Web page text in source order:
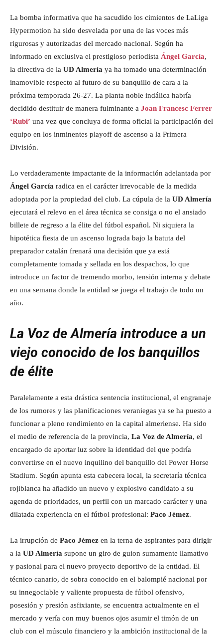
La bomba informativa que ha sacudido los cimientos de LaLiga
Hypermotion ha sido desvelada por una de las voces más
rigurosas y autorizadas del mercado nacional. Según ha
informado en exclusiva el prestigioso periodista Ángel García,
la directiva de la UD Almería ya ha tomado una determinación
inamovible respecto al futuro de su banquillo de cara a la
próxima temporada 26-27. La planta noble indálica habría
decidido destituir de manera fulminante a Joan Francesc Ferrer
‘Rubi’ una vez que concluya de forma oficial la participación del
equipo en los inminentes playoff de ascenso a la Primera
División.
Lo verdaderamente impactante de la información adelantada por
Ángel García radica en el carácter irrevocable de la medida
adoptada por la propiedad del club. La cúpula de la UD Almería
ejecutará el relevo en el área técnica se consiga o no el ansiado
billete de regreso a la élite del fútbol español. Ni siquiera la
hipotética fiesta de un ascenso lograda bajo la batuta del
preparador catalán frenará una decisión que ya está
completamente tomada y sellada en los despachos, lo que
introduce un factor de tremendo morbo, tensión interna y debate
en una semana donde la entidad se juega el trabajo de todo un
año.
La Voz de Almería introduce a un
viejo conocido de los banquillos
de élite
Paralelamente a esta drástica sentencia institucional, el engranaje
de los rumores y las planificaciones veraniegas ya se ha puesto a
funcionar a pleno rendimiento en la capital almeriense. Ha sido
el medio de referencia de la provincia, La Voz de Almería, el
encargado de aportar luz sobre la identidad del que podría
convertirse en el nuevo inquilino del banquillo del Power Horse
Stadium. Según apunta esta cabecera local, la secretaría técnica
rojiblanca ha añadido un nuevo y explosivo candidato a su
agenda de prioridades, un perfil con un marcado carácter y una
dilatada experiencia en el fútbol profesional: Paco Jémez.
La irrupción de Paco Jémez en la terna de aspirantes para dirigir
a la UD Almería supone un giro de guion sumamente llamativo
y pasional para el nuevo proyecto deportivo de la entidad. El
técnico canario, de sobra conocido en el balompié nacional por
su innegociable y valiente propuesta de fútbol ofensivo,
posesión y presión asfixiante, se encuentra actualmente en el
mercado y vería con muy buenos ojos asumir el timón de un
club con el músculo financiero y la ambición institucional de la